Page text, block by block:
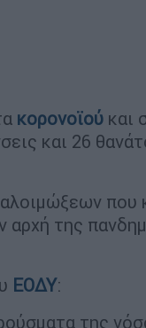
κορονοϊού και
και 26
που
της
ΕΟΔΥ:
της